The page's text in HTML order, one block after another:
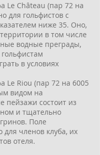
Le Château (пар 72 на
для гольфистов с
ниже 35. Оно,
в том числе
водные преграды,
в условиях
Le Riou (пар 72 на 6005
видом на
пейзажи состоит из
и тщательно
Поле
для членов клуба, их
отеля.